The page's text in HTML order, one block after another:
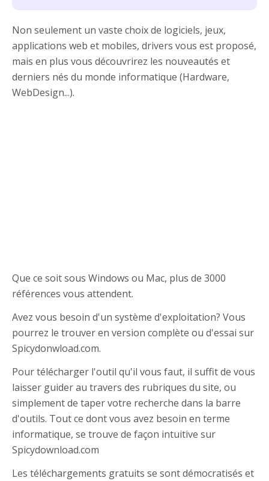
Non seulement un vaste choix de logiciels, jeux,
applications web et mobiles, drivers vous est proposé,
mais en plus vous découvrirez les nouveautés et
derniers nés du monde informatique (Hardware,
WebDesign...).
Que ce soit sous Windows ou Mac, plus de 3000
références vous attendent.
Avez vous besoin d'un système d'exploitation? Vous
pourrez le trouver en version complète ou d'essai sur
Spicydonwload.com.
Pour télécharger l'outil qu'il vous faut, il suffit de vous
laisser guider au travers des rubriques du site, ou
simplement de taper votre recherche dans la barre
d'outils. Tout ce dont vous avez besoin en terme
informatique, se trouve de façon intuitive sur
Spicydownload.com
Les téléchargements gratuits se sont démocratisés et